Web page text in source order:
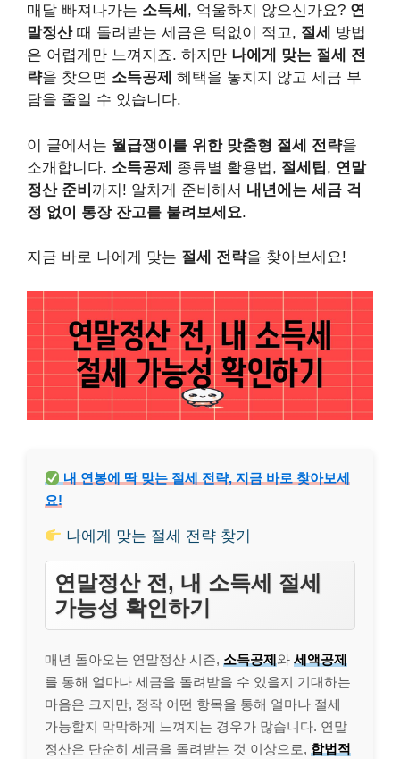
매달 빠져나가는 소득세 , 억울하지 않으신가요? 연
말정산때 돌려받는 세금은 턱없이 적고, 절세
방법
은 어렵게만 느껴지죠. 하지만 나에게 맞는 절세 전
략을 찾으면 소득공제 혜택을 놓치지 않고 세금 부
담을 줄일 수 있습니다.
이 글에서는 월급쟁이를 위한 맞춤형 절세 전략을
소개합니다. 소득공제 종류별 활용법, 절세팁, 연말
정산 준비 까지! 알차게 준비해서 내년에는 세금 걱
정 없이 통장 잔고를 불려보세요.
지금 바로 나에게 맞는 절세 전략을 찾아보세요!
내 연봉에 딱 맞는 절세 전략, 지금 바로 찾아보세
요!
나에게 맞는 절세 전략 찾기
연말정산 전, 내 소득세 절세
가능성 확인하기
매년 돌아오는 연말정산 시즌, 소득공제와 세액공제
를 통해 얼마나 세금을 돌려받을 수 있을지 기대하는
마음은 크지만, 정작 어떤 항목을 통해 얼마나 절세
가능할지 막막하게 느껴지는 경우가 많습니다. 연말
정산은 단순히 세금을 돌려받는 것 이상으로, 합법적